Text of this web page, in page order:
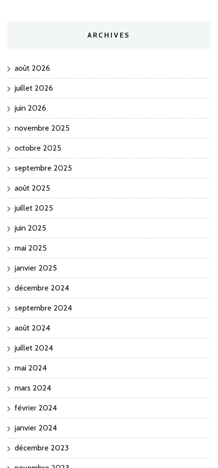
ARCHIVES
août 2026
juillet 2026
juin 2026
novembre 2025
octobre 2025
septembre 2025
août 2025
juillet 2025
juin 2025
mai 2025
janvier 2025
décembre 2024
septembre 2024
août 2024
juillet 2024
mai 2024
mars 2024
février 2024
janvier 2024
décembre 2023